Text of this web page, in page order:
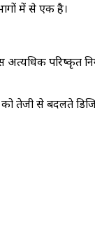
में से एक है।
अत्यधिक
तेजी से बदलते